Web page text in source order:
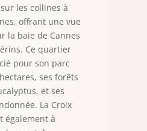
les collines à
offrant une vue
la baie de Cannes
Ce quartier
pour son parc
ses forêts
et ses
La Croix
également à